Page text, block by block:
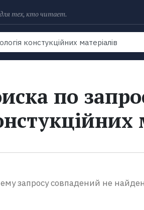
тех, кто читает.
Рейтинги Книги
по
запросу совпадений не